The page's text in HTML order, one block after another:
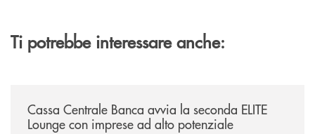
Ti potrebbe interessare anche:
Cassa Centrale Banca avvia la seconda ELITE
Lounge con imprese ad alto potenziale